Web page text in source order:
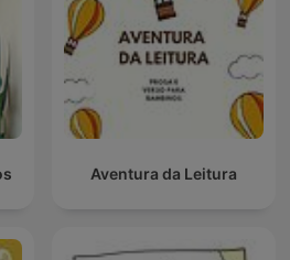
Aventura da Leitura